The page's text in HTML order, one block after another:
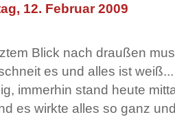
12. Februar 2009
Blick nach draußen
es und alles ist weiß...
immerhin stand heute
es wirkte alles so ganz